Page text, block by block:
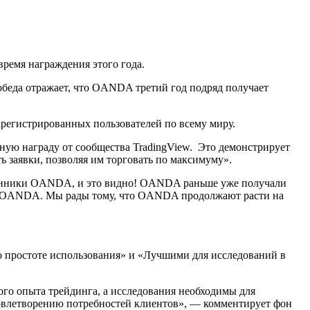
награждения этого года.
отражает, что OANDA третий год подряд получает
пользователей по всему миру.
награду от сообщества TradingView. Это демонстрирует
позволяя им торговать по максимуму».
OANDA, и это видно! OANDA раньше уже получали
Мы рады тому, что OANDA продолжают расти на
использования» и «Лучшими для исследований в
опыта трейдинга, а исследования необходимы для
потребностей клиентов», — комментирует фон